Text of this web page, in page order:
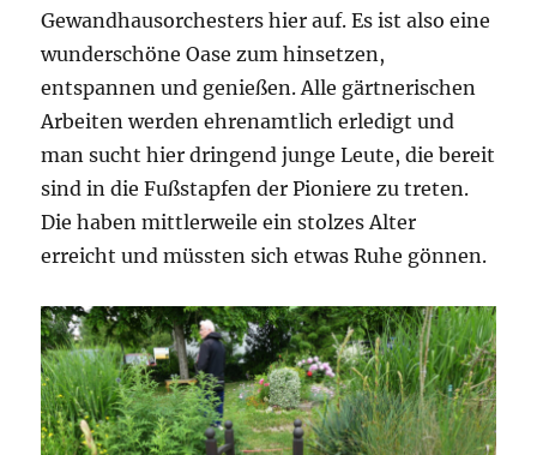
Gewandhausorchesters hier auf. Es ist also eine
wunderschöne Oase zum hinsetzen,
entspannen und genießen. Alle gärtnerischen
Arbeiten werden ehrenamtlich erledigt und
man sucht hier dringend junge Leute, die bereit
sind in die Fußstapfen der Pioniere zu treten.
Die haben mittlerweile ein stolzes Alter
erreicht und müssten sich etwas Ruhe gönnen.